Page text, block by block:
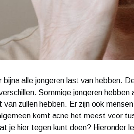
bijna alle jongeren last van hebben.
Sommige jongeren
van zullen hebben. Er zijn ook
komt acne het meest voor
je hier tegen kunt doen? Hieronder